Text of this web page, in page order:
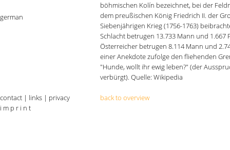
german
böhmischen Kolín bezeichnet, bei der
dem preußischen König Friedrich II. der
Siebenjährigen Krieg (1756-1763)
Schlacht betrugen 13.733 Mann und 1.667
Österreicher betrugen 8.114 Mann und
einer Anekdote zufolge den fliehenden
"Hunde, wollt ihr ewig leben?" (der
verbürgt). Quelle: Wikipedia
back to overview
contact | links | privacy
i m p r i n t